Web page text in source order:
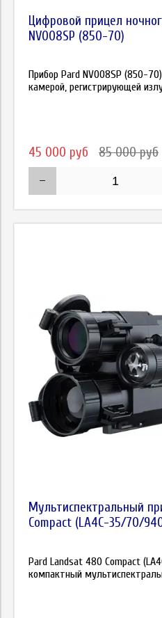
Цифровой прицел
NV008SP (850-70)
Прибор Pard NV008SP (850-
камерой, регистрирующей
45 000 руб 85 000 руб
Мультиспектральный
Compact (LA4C-35/70/
Pard Landsat 480 Compact
компактный